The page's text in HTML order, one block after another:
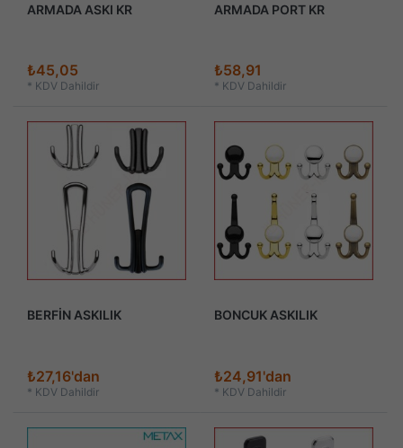
ARMADA ASKI KR
₺45,05
* KDV Dahildir
ARMADA PORT KR
₺58,91
* KDV Dahildir
BERFİN ASKILIK
₺27,16'dan
* KDV Dahildir
BONCUK ASKILIK
₺24,91'dan
* KDV Dahildir